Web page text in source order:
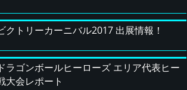
クトリーカーニバル2017 出展情報！
ラゴンボールヒーローズ エリア代表ヒー
大会レポート